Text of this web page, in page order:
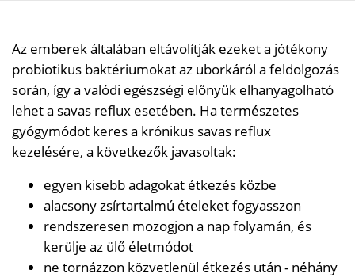
Az emberek általában eltávolítják ezeket a jótékony
probiotikus baktériumokat az uborkáról a feldolgozás
során, így a valódi egészségi előnyük elhanyagolható
lehet a savas reflux esetében. Ha természetes
gyógymódot keres a krónikus savas reflux
kezelésére, a következők javasoltak:
egyen kisebb adagokat étkezés közbe
alacsony zsírtartalmú ételeket fogyasszon
rendszeresen mozogjon a nap folyamán, és
kerülje az ülő életmódot
ne tornázzon közvetlenül étkezés után - néhány